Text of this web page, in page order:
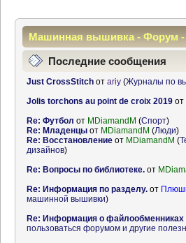
Машинная вышивка - Форум -
Информационный центр
Последние сообщения
Just CrossStitchот ariy(Журналы по
Jolis torchons au point de croix 2019от
Re: Футбол от MDiamandM (Спорт)
Re: Младенцыот MDiamandM (Люди)
Re: Восстановлениеот MDiamandM (
дизайнов)
Re: Вопросы по библиотеке.от
Re: Информация по разделу.от
машинной вышивки)
Re: Информация о файлообменниках
пользоваться форумом и другие